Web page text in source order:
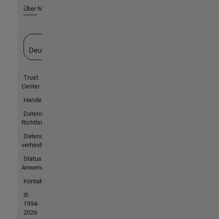
Über MathWorks
Deutschland
Trust
Center
Handelsmarken
Datenschutz-
Richtlinien
Datendiebstahl
verhindern
Status von
Anwendungen
Kontakt
©
1994-
2026